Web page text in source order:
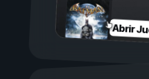
Abrir